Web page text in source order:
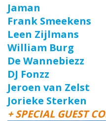
Jaman
Frank Smeekens
Leen Zijlmans
William Burg
De Wannebiezz
DJ Fonzz
Jeroen van Zelst
Jorieke Sterken
+ SPECIAL GUEST